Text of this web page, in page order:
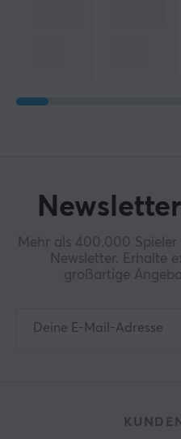
Mehr als 400.000
Newsletter. Erhalte
großartige